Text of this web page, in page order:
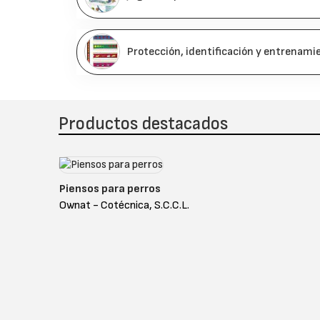
Protección, identificación y
Productos destacados
Piensos para perros
Ownat - Cotécnica, S.C.C.L.